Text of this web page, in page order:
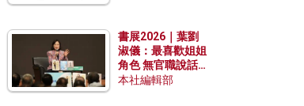
書展2026｜葉劉
淑儀：最喜歡姐姐
角色 無官職說話
包袱少
本社編輯部